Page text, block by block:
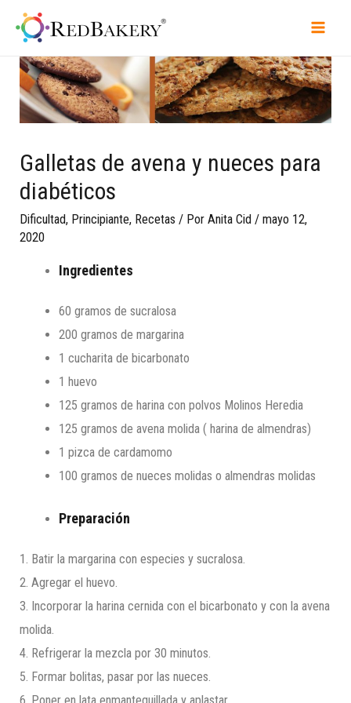
Galletas de avena y nueces para
diabéticos
Dificultad, Principiante, Recetas / PorAnita Cid /mayo 12,
2020
Ingredientes
60 gramos de sucralosa
200 gramos de margarina
1 cucharita de bicarbonato
1 huevo
125 gramos de harina con polvos Molinos Heredia
125 gramos de avena molida ( harina de almendras)
1 pizca de cardamomo
100 gramos de nueces molidas o almendras molidas
Preparación
1. Batir la margarina con especies y sucralosa.
2. Agregar el huevo.
3. Incorporar la harina cernida con el bicarbonato y con la avena
molida.
4. Refrigerar la mezcla por 30 minutos.
5. Formar bolitas, pasar por las nueces.